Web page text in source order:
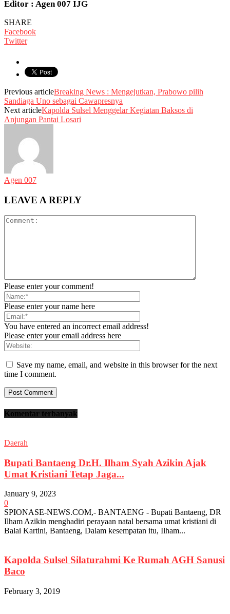
Editor : Agen 007 IJG
SHARE
Facebook
Twitter
Previous articleBreaking News : Mengejutkan, Prabowo pilih
Sandiaga Uno sebagai Cawapresnya
Next articleKapolda Sulsel Menggelar Kegiatan Baksos di
Anjungan Pantai Losari
Agen 007
LEAVE A REPLY
Please enter your comment!
Please enter your name here
You have entered an incorrect email address!
Please enter your email address here
Save my name, email, and website in this browser for the next
time I comment.
Komentar terbanyak
Daerah
Bupati Bantaeng Dr.H. Ilham Syah Azikin Ajak
Umat Kristiani Tetap Jaga...
January 9, 2023
0
SPIONASE-NEWS.COM,- BANTAENG - Bupati Bantaeng, DR
Ilham Azikin menghadiri perayaan natal bersama umat kristiani di
Balai Kartini, Bantaeng, Dalam kesempatan itu, Ilham...
Kapolda Sulsel Silaturahmi Ke Rumah AGH Sanusi
Baco
February 3, 2019